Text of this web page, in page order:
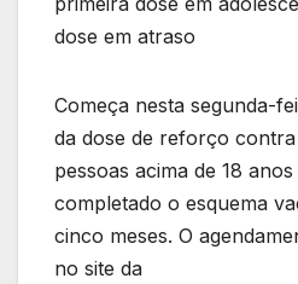
dose em atraso
Começa nesta segunda-
da dose de reforço
pessoas acima de 18
completado o esquema
cinco meses. O
no site da